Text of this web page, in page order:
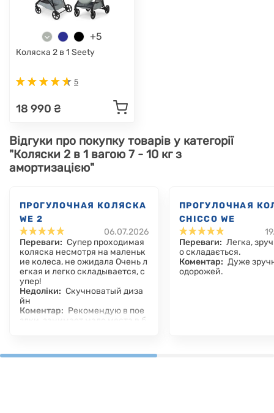
+5
Коляска 2 в 1 Seety
5
18 990 ₴
Відгуки про покупку товарів у категорії
"Коляски 2 в 1 вагою 7 - 10 кг з
амортизацією"
ПРОГУЛОЧНАЯ КОЛЯСКА
WE 2
06.07.2026
Переваги: Супер проходимая
коляска несмотря на маленьк
ие колеса, не ожидала Очень л
егкая и легко складывается, с
упер!
Недоліки: Скучноватый диза
йн
Коментар: Рекомендую в пое
здки, занимает мало места в б
ПРОГУЛОЧНАЯ
CHICCO WE
Переваги: Легка,
о складається.
Коментар: Дуже
одорожей.